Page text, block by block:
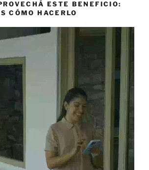
ESTE BENEFICIO:
CÓMO HACERLO